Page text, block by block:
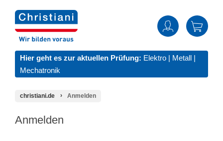
Hier geht es zur aktuellen Prüfung: Elektro | Metall |
Mechatronik
christiani.de Anmelden
Anmelden